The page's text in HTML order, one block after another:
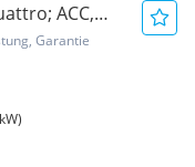
ACC,
Garantie